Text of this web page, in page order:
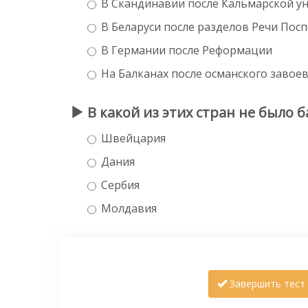
В Скандинавии после Кальмарской
В Беларуси после разделов Речи
В Германии после Реформации
На Балканах после османского
В какой из этих стран не было
Швейцария
Дания
Сербия
Молдавия
Завершить тест